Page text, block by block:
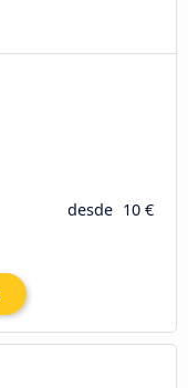
desde 10 €